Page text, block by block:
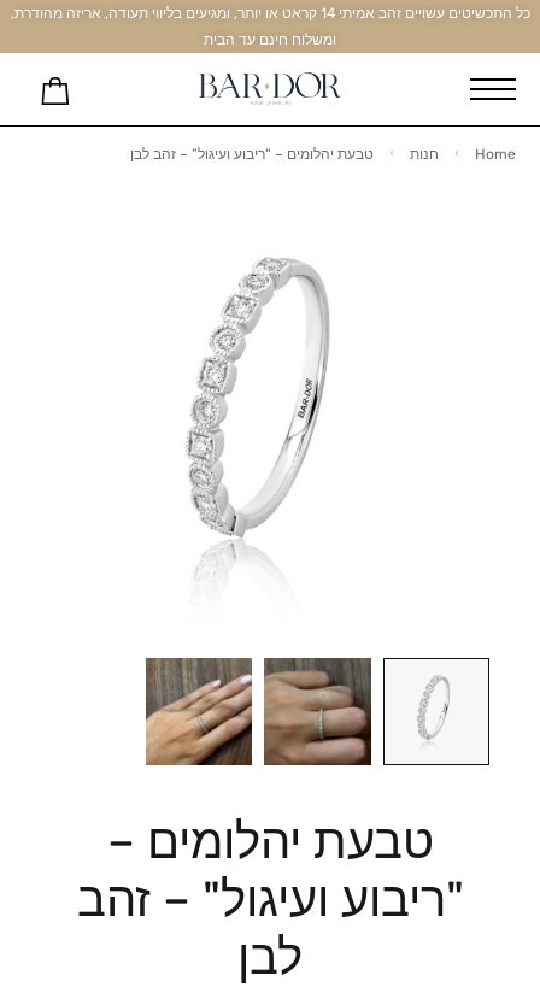
כל התכשיטים עשויים זהב אמיתי 14 קראט או יותר, ומגיעים בליווי תעודה, אריזה מהודרת,
ומשלוח חינם עד הבית
Home חנות טבעת יהלומים – “ריבוע ועיגול” – זהב לבן
טבעת יהלומים –
"ריבוע ועיגול" – זהב
לבן